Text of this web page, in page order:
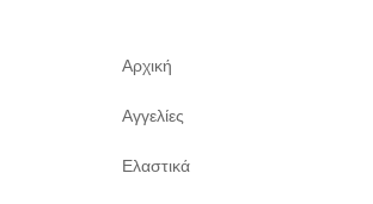
Αρχική
Αγγελίες
Ελαστικά